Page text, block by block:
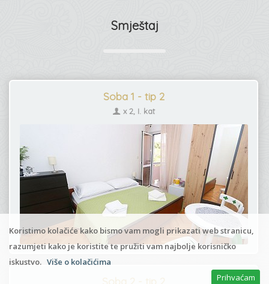
Koristimo kolačiće kako bismo vam mogli prikazati web stranicu,
razumjeti kako je koristite te pružiti vam najbolje korisničko
iskustvo. Više o kolačićima
Prihvaćam
Smještaj
Soba 1 - tip 2
x 2, I. kat